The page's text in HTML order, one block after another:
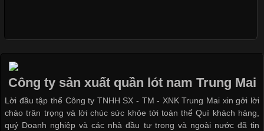
Các Form Áo Thun Phổ Biến Hiện Nay Và Xu Hướng Trong
Ngành May Mặc Áo thun là một trong những trang phục quen
thuộc và được sử dụng phổ biến nhất hiện nay. Không chỉ đa
dạng về màu sắc hay chất liệu, áo thun còn có nhiều form dáng
khác nhau để phù hợp với từng phong cách thời trang và nhu
cầu
Công ty sản xuất quần lót nam Trung Mai
Lời đầu tập thể Công ty TNHH SX - TM - XNK Trung Mai xin gởi lời
chào trân trọng và lời chúc sức khỏe tới toàn thể Quí khách hàng,
quý Doanh nghiệp và các nhà đầu tư trong và ngoài nước đã tin